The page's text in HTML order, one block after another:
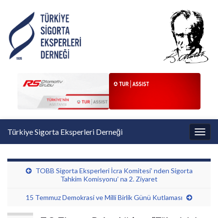
Türkiye Sigorta Eksperleri Derneği
TOBB Sigorta Eksperleri İcra Komitesi’ nden Sigorta
Tahkim Komisyonu’ na 2. Ziyaret
15 Temmuz Demokrasi ve Milli Birlik Günü Kutlaması